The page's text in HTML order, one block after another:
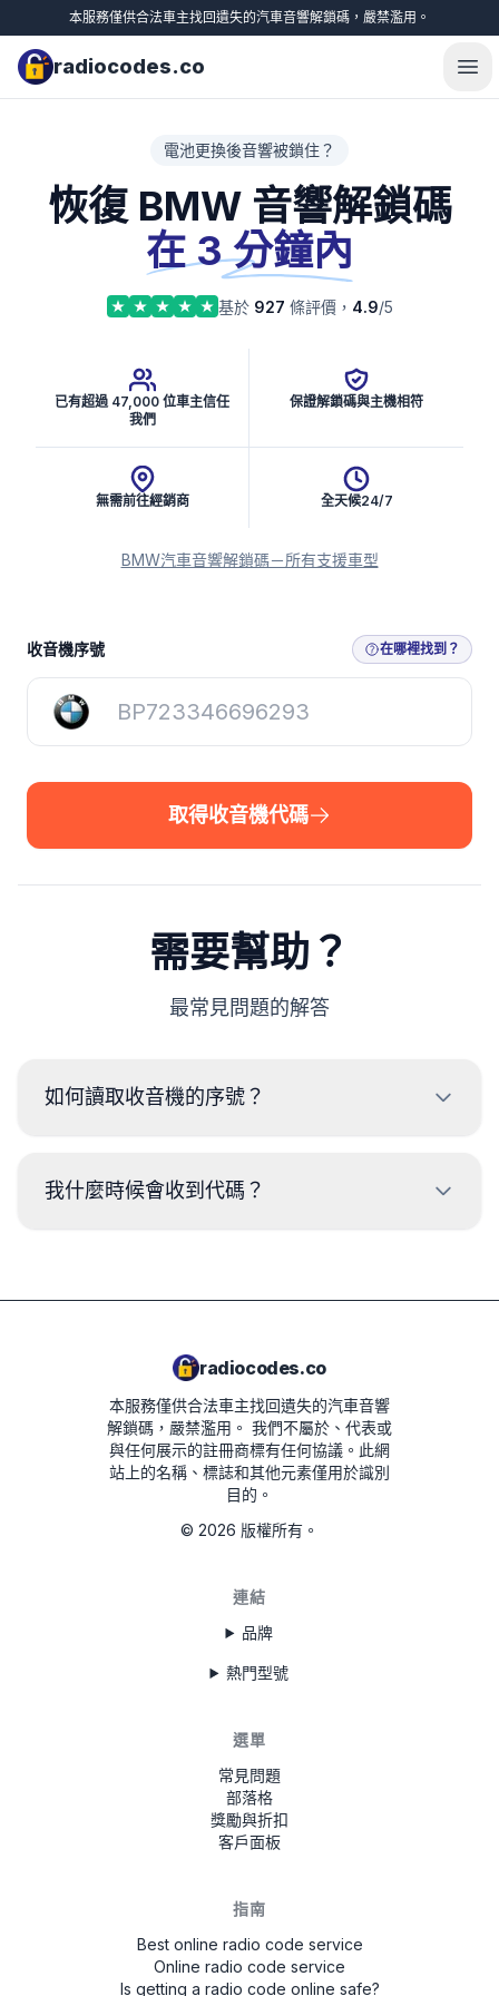
本服務僅供合法車主找回遺失的汽車音響解鎖碼，嚴禁濫用。
radiocodes.co
電池更換後音響被鎖住？
恢復 BMW 音響解鎖碼
在 3 分鐘內
基於 927 條評價， 4.9/5
已有超過 47,000 位車主信任
我們
保證解鎖碼與主機相符
無需前往經銷商 全天候24/7
BMW汽車音響解鎖碼－所有支援車型
取得收音機代碼
收音機序號 在哪裡找到？
取得收音機代碼
需要幫助？
最常見問題的解答
如何讀取收音機的序號？
的標籤讀取代碼。序列號通常位於條碼的上方或下方。範
我什麼時候會收到代碼？
radiocodes.co
本服務僅供合法車主找回遺失的汽車音響
解鎖碼，嚴禁濫用。 我們不屬於、代表或
與任何展示的註冊商標有任何協議。此網
站上的名稱、標誌和其他元素僅用於識別
目的。
© 2026 版權所有。
連結
品牌
熱門型號
選單
常見問題
部落格
獎勵與折扣
客戶面板
指南
Best online radio code service
Online radio code service
Is getting a radio code online safe?